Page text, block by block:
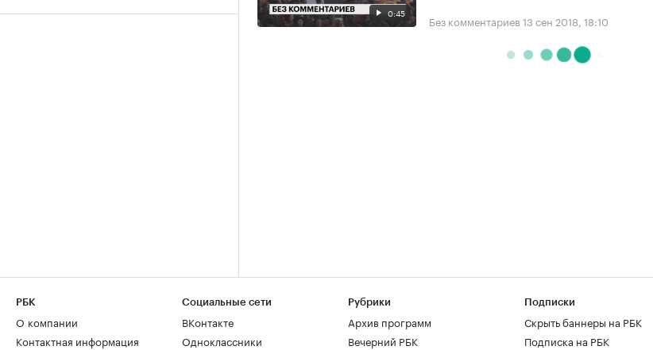
0:45 Без комментариев 13 сен 2018, 18:10
РБК
О компании
Контактная информация
Социальные сети
ВКонтакте
Одноклассники
Рубрики
Архив программ
Вечерний РБК
Подписки
Скрыть баннеры на РБК
Подписка на РБК